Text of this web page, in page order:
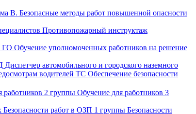
В. Безопасные методы работ повышенной опасности
Противопожарный инструктаж
ГО Обучение уполномоченных работников на решение
Диспетчер автомобильного и городского наземного
водителей ТС Обеспечение безопасности
работников 2 группы Обучение для работников 3
Безопасности работ в ОЗП 1 группы Безопасности